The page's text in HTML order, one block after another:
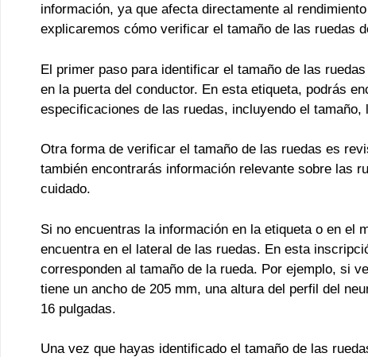
información, ya que afecta directamente al
explicaremos cómo verificar el tamaño de las ruedas
El primer paso para identificar el tamaño de las
en la puerta del conductor. En esta etiqueta, podrás
especificaciones de las ruedas, incluyendo el
Otra forma de verificar el tamaño de las ruedas es
también encontrarás información relevante sobre las
cuidado.
Si no encuentras la información en la etiqueta o en el
encuentra en el lateral de las ruedas. En esta
corresponden al tamaño de la rueda. Por ejemplo, si
tiene un ancho de 205 mm, una altura del perfil del
16 pulgadas.
Una vez que hayas identificado el tamaño de las